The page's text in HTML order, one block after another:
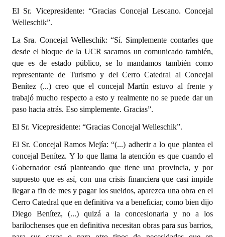
El Sr. Vicepresidente: “Gracias Concejal Lescano. Concejal
Welleschik”.
La Sra. Concejal Welleschik: “Sí. Simplemente contarles que
desde el bloque de la UCR sacamos un comunicado también,
que es de estado público, se lo mandamos también como
representante de Turismo y del Cerro Catedral al Concejal
Benítez (...) creo que el concejal Martín estuvo al frente y
trabajó mucho respecto a esto y realmente no se puede dar un
paso hacia atrás. Eso simplemente. Gracias”.
El Sr. Vicepresidente: “Gracias Concejal Welleschik”.
El Sr. Concejal Ramos Mejía: “(...) adherir a lo que plantea el
concejal Benítez. Y lo que llama la atención es que cuando el
Gobernador está planteando que tiene una provincia, y por
supuesto que es así, con una crisis financiera que casi impide
llegar a fin de mes y pagar los sueldos, aparezca una obra en el
Cerro Catedral que en definitiva va a beneficiar, como bien dijo
Diego Benítez, (...) quizá a la concesionaria y no a los
barilochenses que en definitiva necesitan obras para sus barrios,